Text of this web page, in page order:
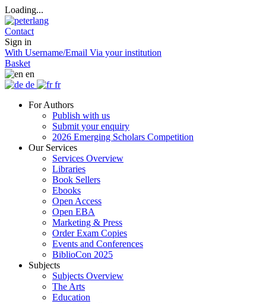
Loading...
Contact
Sign in
With Username/Email Via your institution
Basket
en
de
fr
For Authors
Publish with us
Submit your enquiry
2026 Emerging Scholars Competition
Our Services
Services Overview
Libraries
Book Sellers
Ebooks
Open Access
Open EBA
Marketing & Press
Order Exam Copies
Events and Conferences
BiblioCon 2025
Subjects
Subjects Overview
The Arts
Education